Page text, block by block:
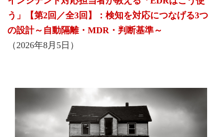
う」【第2回／全3回】：検知を対応につなげる3つ
の設計～自動隔離・MDR・判断基準～
（2026年8月5日）